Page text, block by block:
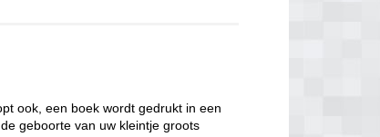
ook, een boek wordt gedrukt in een
geboorte van uw kleintje groots